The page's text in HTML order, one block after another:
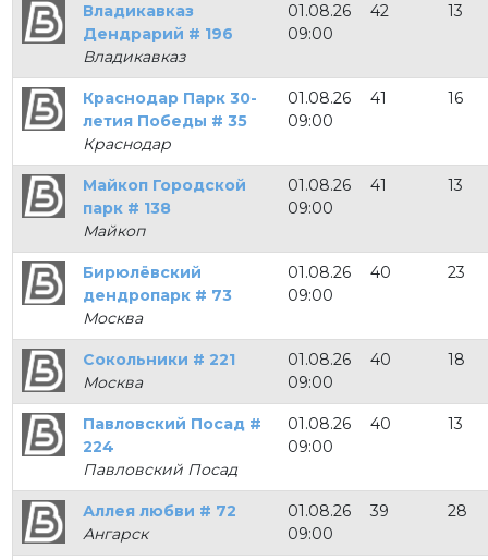
Владикавказ
Дендрарий # 196
Владикавказ
01.08.26
09:00
42 13
Краснодар Парк 30-
летия Победы # 35
Краснодар
01.08.26
09:00
41 16
Майкоп Городской
парк # 138
Майкоп
01.08.26
09:00
41 13
Бирюлёвский
дендропарк # 73
Москва
01.08.26
09:00
40 23
Сокольники # 221
Москва
01.08.26
09:00
40 18
Павловский Посад #
224
Павловский Посад
01.08.26
09:00
40 13
Аллея любви # 72
Ангарск
01.08.26
09:00
39 28